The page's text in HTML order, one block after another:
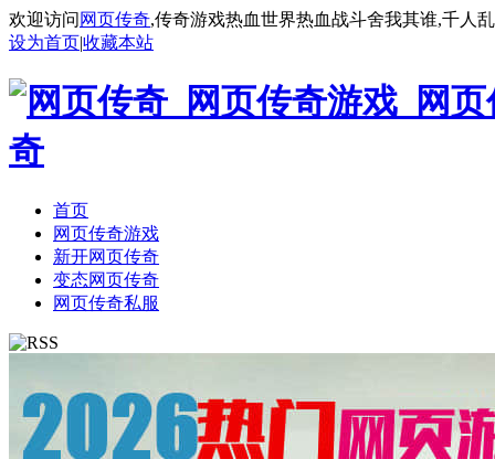
欢迎访问 网页传奇,传奇游戏热血世界热血战斗舍我其谁,千人
设为首页|收藏本站
首页
网页传奇游戏
新开网页传奇
变态网页传奇
网页传奇私服